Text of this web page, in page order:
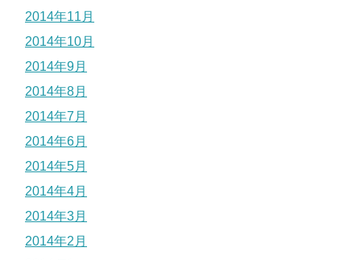
2014年11月
2014年10月
2014年9月
2014年8月
2014年7月
2014年6月
2014年5月
2014年4月
2014年3月
2014年2月